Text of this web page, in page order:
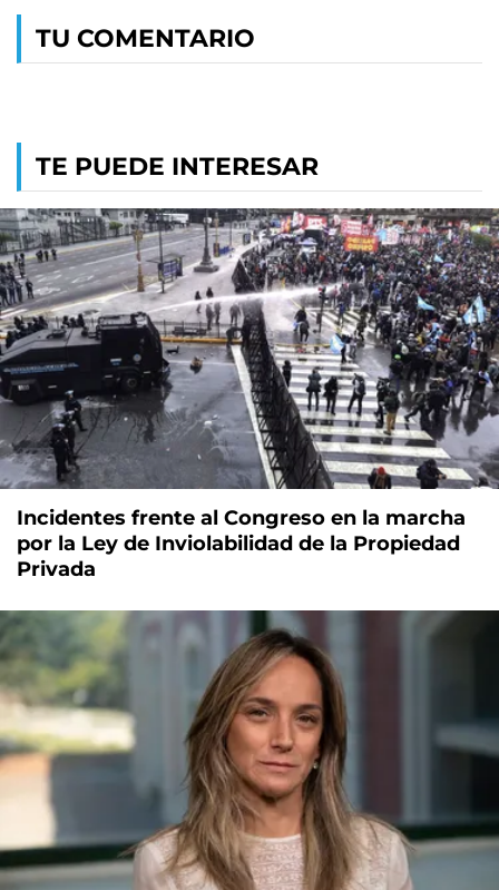
TU COMENTARIO
TE PUEDE INTERESAR
Incidentes frente al Congreso en la marcha
por la Ley de Inviolabilidad de la Propiedad
Privada